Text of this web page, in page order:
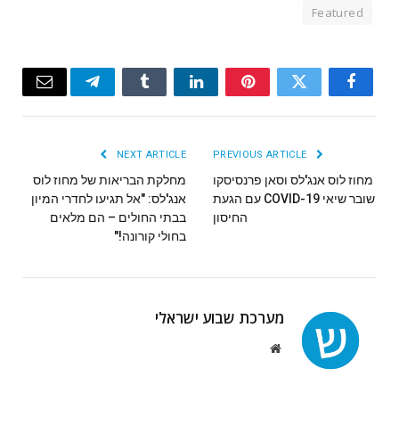
Featured
Facebook
Twitter
Pinterest
LinkedIn
Tumblr
Telegram
Email
מחוז לוס אנג'לס וסאן פרנסיסקו
שובר שיאי COVID-19 עם הגעת
החיסון
NEXT ARTICLE
מחלקת הבריאות של מחוז לוס
אנג'לס: "אל תגיעו לחדרי המיון
בבתי החולים – הם מלאים
בחולי קורונה!"
מערכת שבוע ישראלי
Website